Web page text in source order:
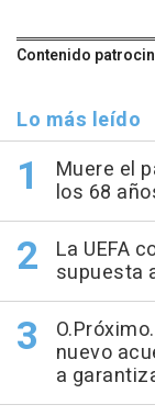
Contenido
Lo más leído
Muere el
los 68
La UEFA
supuesta
nuevo
a